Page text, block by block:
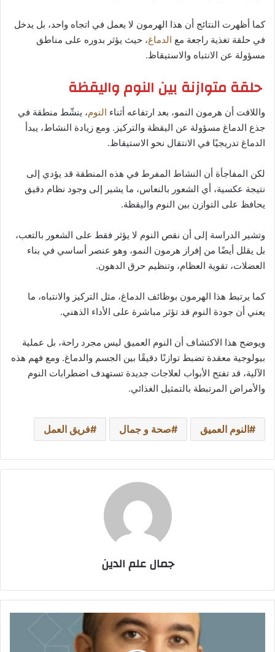
كما أظهرت النتائج أن هذا الهرمون لا يعمل في اتجاه واحد، بل يدخل
في حلقة تغذية راجعة مع الدماغ، حيث يؤثر بدوره على مناطق
مسؤولة عن الانتباه والاستيقاظ.
حلقة متوازنة بين النوم واليقظة
واللافت أن هرمون النمو، بعد ارتفاعه أثناء النوم، ينشّط منطقة في
جذع الدماغ مسؤولة عن اليقظة والتركيز. ومع زيادة النشاط، يبدأ
الدماغ تدريجيًا في الانتقال نحو الاستيقاظ.
لكن المفاجأة أن النشاط المفرط في هذه المنطقة قد يؤدي إلى
نتيجة عكسية، أي الشعور بالنعاس، ما يشير إلى وجود نظام دقيق
يحافظ على التوازن بين النوم واليقظة.
وتشير الدراسة إلى أن نقص النوم لا يؤثر فقط على الشعور بالتعب،
بل يقلل أيضًا من إفراز هرمون النمو، وهو عنصر أساسي في بناء
العضلات، تقوية العظام، وتنظيم حرق الدهون.
كما يرتبط هذا الهرمون بوظائف الدماغ، مثل التركيز والانتباه، ما
يعني أن جودة النوم قد تؤثر مباشرة على الأداء الذهني.
ويوضح هذا الاكتشاف أن النوم العميق ليس مجرد راحة، بل عملية
بيولوجية معقدة تضبط توازنًا دقيقًا بين الجسم والدماغ. ومع فهم هذه
الآلية، قد تفتح الأبواب لعلاجات جديدة تستهدف اضطرابات النوم
والأمراض المرتبطة بالتمثيل الغذائي.
النوم العميق صحة و جمال فريق العمل
جمال علم الدين